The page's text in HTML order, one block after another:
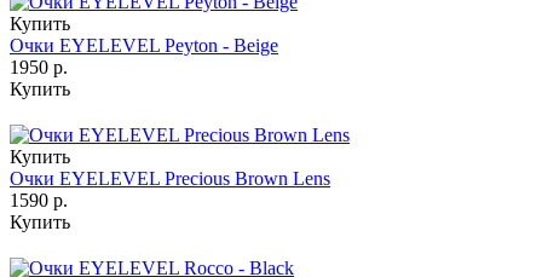
Купить
Очки EYELEVEL Peyton - Beige
1950 р.
Купить
Купить
Очки EYELEVEL Precious Brown Lens
1590 р.
Купить